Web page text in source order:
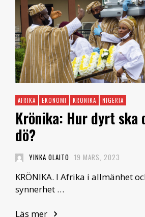
AFRIKA EKONOMI KRÖNIKA NIGERIA
Krönika: Hur dyrt ska
dö?
YINKA OLAITO 19 MARS, 2023
KRÖNIKA. I Afrika i allmänhet
synnerhet …
Läs mer